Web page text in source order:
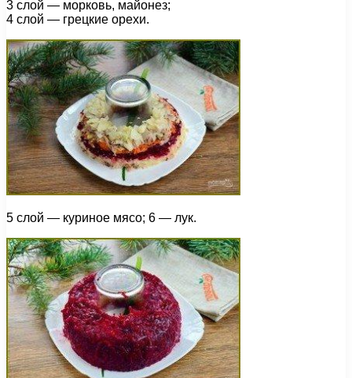
3 слой — морковь, майонез;
4 слой — грецкие орехи.
5 слой — куриное мясо; 6 — лук.